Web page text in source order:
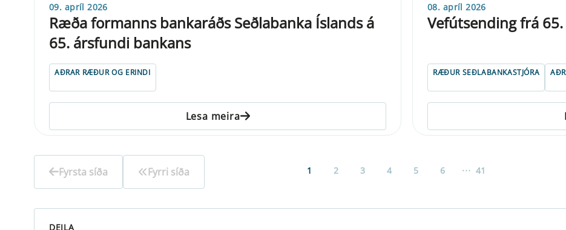
09. apríl 2026
Ræða formanns bankaráðs Seðlabanka Íslands á
65. ársfundi bankans
AÐRAR RÆÐUR OG ERINDI
Lesa meira
08. apríl 2026
Vefút­send­ing frá
RÆÐUR SEÐLABANKASTJÓRA
Fyrsta síða Fyrri síða 1 2 3 4 5 6 ... 41
DEILA